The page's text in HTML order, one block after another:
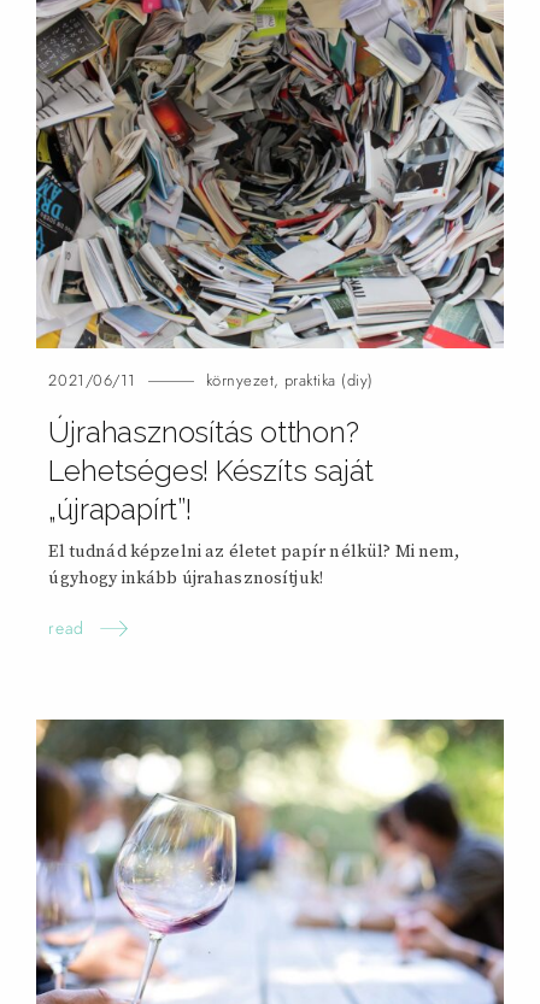
2021/06/11 környezet, praktika (diy)
Újrahasznosítás otthon?
Lehetséges! Készíts saját
„újrapapírt”!
El tudnád képzelni az életet papír nélkül? Mi nem,
úgyhogy inkább újrahasznosítjuk!
read